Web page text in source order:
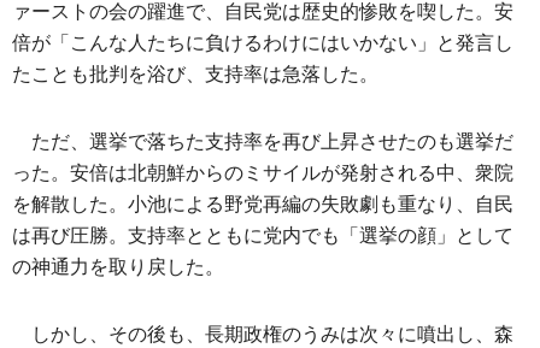
ァーストの会の躍進で、自民党は歴史的惨敗を喫した。安
倍が「こんな人たちに負けるわけにはいかない」と発言し
たことも批判を浴び、支持率は急落した。
ただ、選挙で落ちた支持率を再び上昇させたのも選挙だ
った。安倍は北朝鮮からのミサイルが発射される中、衆院
を解散した。小池による野党再編の失敗劇も重なり、自民
は再び圧勝。支持率とともに党内でも「選挙の顔」として
の神通力を取り戻した。
しかし、その後も、長期政権のうみは次々に噴出し、森